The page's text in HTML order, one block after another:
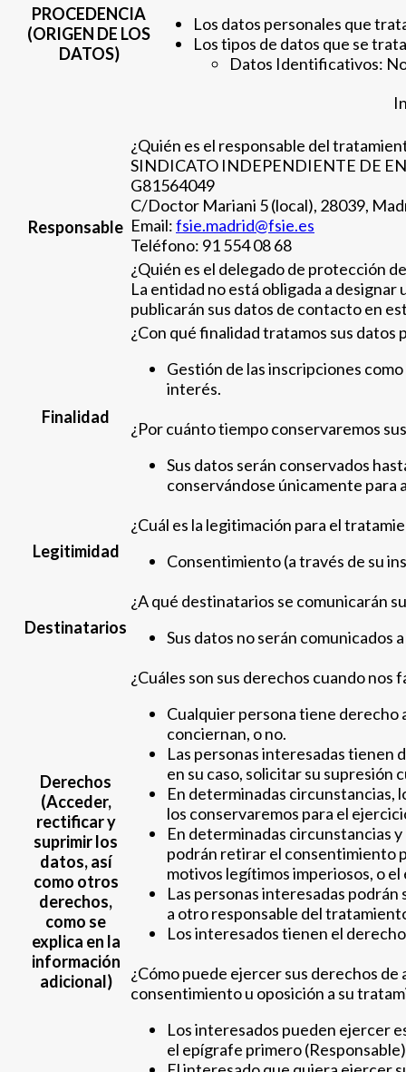
PROCEDENCIA
(ORIGEN DE LOS
DATOS)
Los datos personales que
Los tipos de datos que se
Datos Identificativos:
Responsable
¿Quién es el responsable del
SINDICATO INDEPENDIENTE DE
G81564049
C/Doctor Mariani 5 (local), 28039,
Email:fsie.madrid@fsie.es
Teléfono: 91 554 08 68
¿Quién es el delegado de protección
La entidad no está obligada a
publicarán sus datos de contacto en
Finalidad
¿Con qué finalidad tratamos sus datos
Gestión de las inscripciones
interés.
¿Por cuánto tiempo conservaremos
Sus datos serán conservados
conservándose únicamente para
Legitimidad
¿Cuál es la legitimación para el
Consentimiento (a través de su
Destinatarios
¿A qué destinatarios se comunicarán
Sus datos no serán comunicados
Derechos
(Acceder,
rectificar y
suprimir los
datos, así
como otros
derechos,
como se
explica en la
información
adicional)
¿Cuáles son sus derechos cuando nos
Cualquier persona tiene derecho
conciernan, o no.
Las personas interesadas tienen
en su caso, solicitar su supresión
En determinadas circunstancias,
los conservaremos para el
En determinadas circunstancias
podrán retirar el consentimiento
motivos legítimos imperiosos, o
Las personas interesadas podrán
a otro responsable del
Los interesados tienen el
¿Cómo puede ejercer sus derechos
consentimiento u oposición a su
Los interesados pueden ejercer
el epígrafe primero